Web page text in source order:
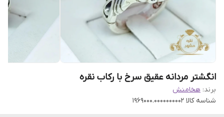
انگشتر مردانه عقیق سرخ با رکاب نقره
برند: هخامنش
شناسه کالا 1969000.0000000002